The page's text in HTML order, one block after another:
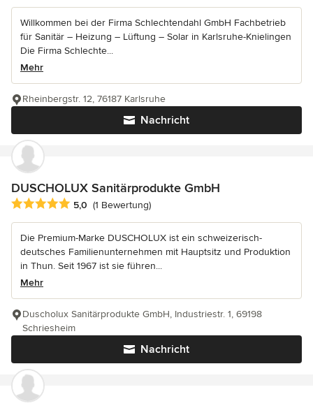
Willkommen bei der Firma Schlechtendahl GmbH Fachbetrieb
für Sanitär – Heizung – Lüftung – Solar in Karlsruhe-Knielingen
Die Firma Schlechte...
Mehr
Nachricht
Rheinbergstr. 12, 76187 Karlsruhe
DUSCHOLUX Sanitärprodukte GmbH
Durchschnittliche Bewertung: 5 von 5 Sternen
5,0 (1 Bewertung)
Die Premium-Marke DUSCHOLUX ist ein schweizerisch-
deutsches Familienunternehmen mit Hauptsitz und Produktion
in Thun. Seit 1967 ist sie führen...
Mehr
Nachricht
Duscholux Sanitärprodukte GmbH, Industriestr. 1, 69198
Schriesheim